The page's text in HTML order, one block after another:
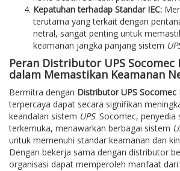
Kepatuhan terhadap Standar IEC:
terutama yang terkait dengan
netral, sangat penting untuk
keamanan jangka panjang sistem
Peran Distributor UPS Socomec
dalam Memastikan Keamanan
Bermitra dengan Distributor UPS Socomec
terpercaya dapat secara signifikan
keandalan sistem UPS. Socomec, penyedia
terkemuka, menawarkan berbagai sistem
untuk memenuhi standar keamanan dan
Dengan bekerja sama dengan distributor
organisasi dapat memperoleh manfaat dari: